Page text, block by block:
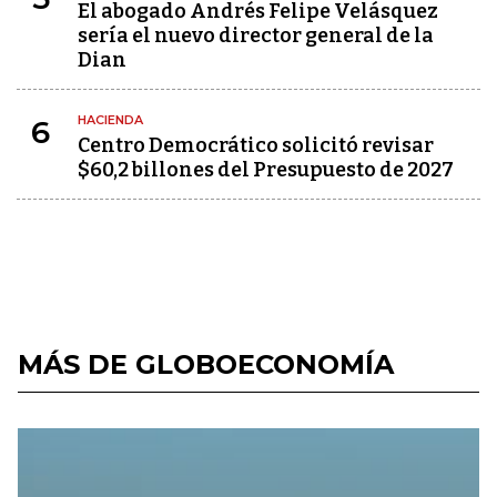
El abogado Andrés Felipe Velásquez
sería el nuevo director general de la
Dian
6 HACIENDA
Centro Democrático solicitó revisar
$60,2 billones del Presupuesto de 2027
MÁS DE GLOBOECONOMÍA